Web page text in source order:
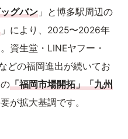
グバン 」と博多駅周辺の
」により、2025〜2026年
資生堂・LINEヤフー・
どの福岡進出が続いてお
「福岡市場開拓」「九州
が拡大基調です。